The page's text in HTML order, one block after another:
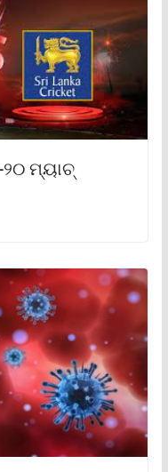
ମ୍ୟାଚ୍